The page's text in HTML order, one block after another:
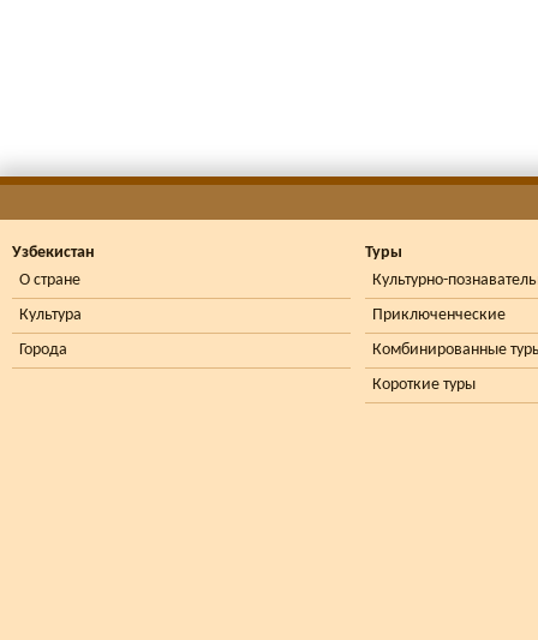
Узбекистан
О стране
Культура
Города
Туры
Культурно-
Приключенческие
Комбинированные
Короткие туры